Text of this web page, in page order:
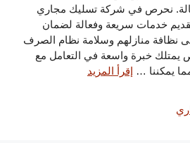
نحرص في شركة تسليك مجاري
خدمات سريعة وفعالة لضمان
نظافة منازلهم وسلامة نظام الصرف
يمتلك خبرة واسعة في التعامل مع
يمكننا … إقرأ المزيد